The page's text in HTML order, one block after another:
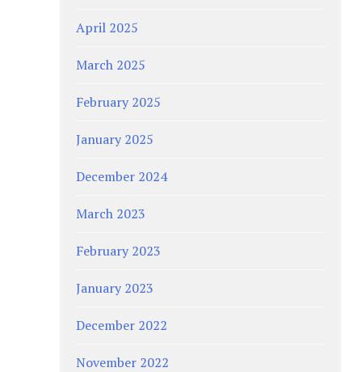
April 2025
March 2025
February 2025
January 2025
December 2024
March 2023
February 2023
January 2023
December 2022
November 2022